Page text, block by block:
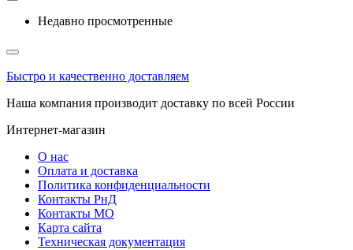
Недавно просмотренные
Быстро и качественно доставляем
Наша компания производит доставку по всей России
Интернет-магазин
О нас
Оплата и доставка
Политика конфиденциальности
Контакты РнД
Контакты МО
Карта сайта
Техническая документация